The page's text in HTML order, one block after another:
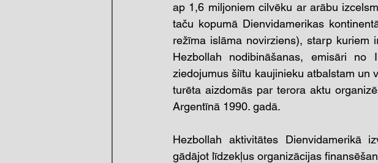
ap 1,6 miljoniem cilvēku ar arābu
taču kopumā Dienvidamerikas
režīma islāma novirziens), starp kuriem
Hezbollah nodibināšanas, emisāri
ziedojumus šiītu kaujinieku atbalstam un
turēta aizdomās par terora aktu
Argentīnā 1990. gadā.
Hezbollah aktivitātes Dienvidamerikā
gādājot līdzekļus organizācijas